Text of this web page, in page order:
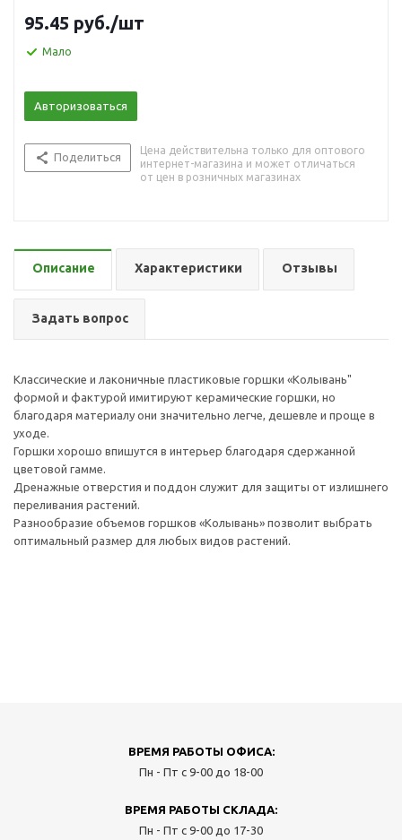
95.45 руб./шт
Мало
Авторизоваться
Поделиться
Цена действительна только для оптового
интернет-магазина и может отличаться
от цен в розничных магазинах
Описание Характеристики Отзывы
Задать вопрос
Классические и лаконичные пластиковые горшки «Колывань"
формой и фактурой имитируют керамические горшки, но
благодаря материалу они значительно легче, дешевле и проще в
уходе.
Горшки хорошо впишутся в интерьер благодаря сдержанной
цветовой гамме.
Дренажные отверстия и поддон служит для защиты от излишнего
переливания растений.
Разнообразие объемов горшков «Колывань» позволит выбрать
оптимальный размер для любых видов растений.
ВРЕМЯ РАБОТЫ ОФИСА:
Пн - Пт с 9-00 до 18-00
ВРЕМЯ РАБОТЫ СКЛАДА:
Пн - Пт с 9-00 до 17-30